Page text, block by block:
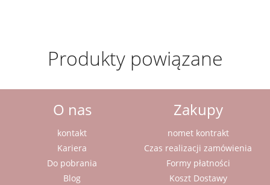
Produkty powiązane
O nas
kontakt
Kariera
Do pobrania
Blog
Zakupy
nomet kontrakt
Czas realizacji zamówienia
Formy płatności
Koszt Dostawy